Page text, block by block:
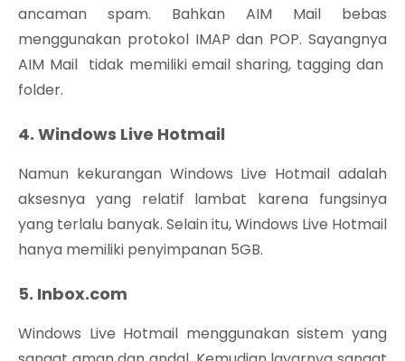
ancaman spam. Bahkan AIM Mail bebas
menggunakan protokol IMAP dan POP. Sayangnya
AIM Mail tidak memiliki email sharing, tagging dan
folder.
4. Windows Live Hotmail
Namun kekurangan Windows Live Hotmail adalah
aksesnya yang relatif lambat karena fungsinya
yang terlalu banyak. Selain itu, Windows Live Hotmail
hanya memiliki penyimpanan 5GB.
5. Inbox.com
Windows Live Hotmail menggunakan sistem yang